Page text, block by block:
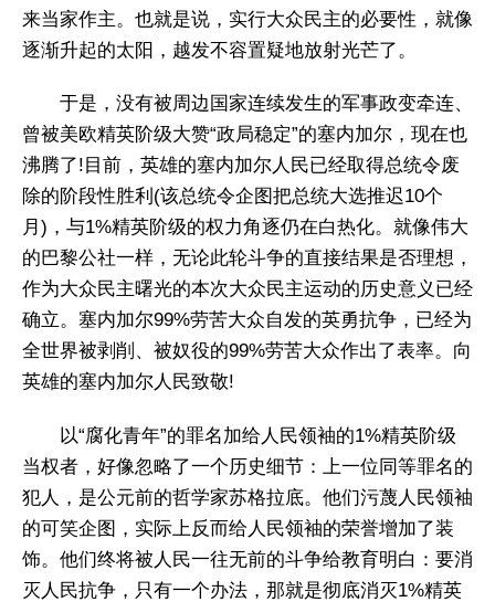
来当家作主。也就是说，实行大众民主的必要性，就像
逐渐升起的太阳，越发不容置疑地放射光芒了。
于是，没有被周边国家连续发生的军事政变牵连、
曾被美欧精英阶级大赞“政局稳定”的塞内加尔，现在也
沸腾了!目前，英雄的塞内加尔人民已经取得总统令废
除的阶段性胜利(该总统令企图把总统大选推迟10个
月)，与1%精英阶级的权力角逐仍在白热化。就像伟大
的巴黎公社一样，无论此轮斗争的直接结果是否理想，
作为大众民主曙光的本次大众民主运动的历史意义已经
确立。塞内加尔99%劳苦大众自发的英勇抗争，已经为
全世界被剥削、被奴役的99%劳苦大众作出了表率。向
英雄的塞内加尔人民致敬!
以“腐化青年”的罪名加给人民领袖的1%精英阶级
当权者，好像忽略了一个历史细节：上一位同等罪名的
犯人，是公元前的哲学家苏格拉底。他们污蔑人民领袖
的可笑企图，实际上反而给人民领袖的荣誉增加了装
饰。他们终将被人民一往无前的斗争给教育明白：要消
灭人民抗争，只有一个办法，那就是彻底消灭1%精英